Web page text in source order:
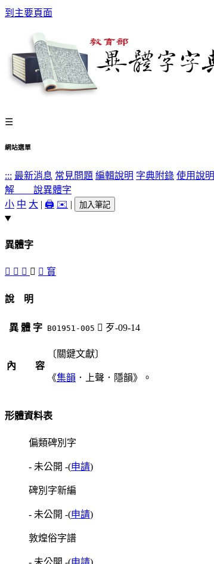
到主要頁面
☰
網站選單
::: 最新消息 常見問題 編輯說明 字典附錄 使用說明
解 說異體字
小 中 大 | 🖨️ ✉️ | 加入筆記
異體字
󷴑 󷴏 󷴐 󷴓 󷴒 䆬
說 明
異 體 字 B01951-005 󷴓 歹-09-14
內 容
〔關鍵文獻〕
《集韻 ．上聲．隱韻》。
形體資料表
偏類碑別字
- 未公開 -(申請)
碑別字新編
- 未公開 -(申請)
敦煌俗字譜